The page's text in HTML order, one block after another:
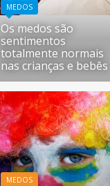
MEDOS
Os medos são
sentimentos
totalmente normais
nas crianças e bebês
MEDOS